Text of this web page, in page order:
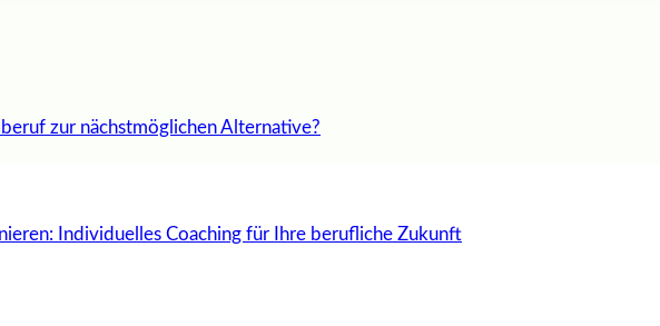
zur nächstmöglichen Alternative?